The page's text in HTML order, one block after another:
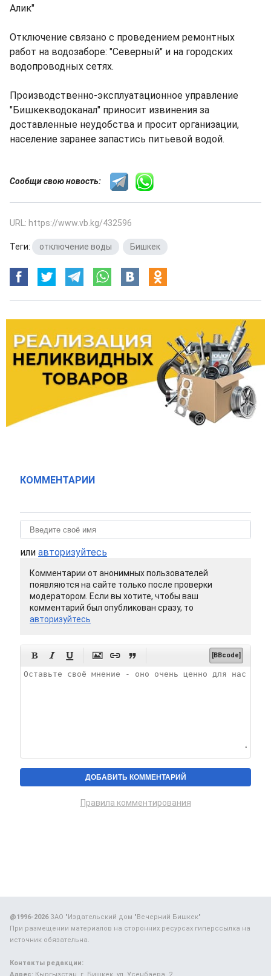
Алик"
Отключение связано с проведением ремонтных
работ на водозаборе: "Северный" и на городских
водопроводных сетях.
Производственно-эксплуатационное управление
"Бишкекводоканал" приносит извинения за
доставленные неудобства и просит организации,
население заранее запастись питьевой водой.
Сообщи свою новость:
URL: https://www.vb.kg/432596
Теги: отключение воды Бишкек
КОММЕНТАРИИ
или авторизуйтесь
Комментарии от анонимных пользователей
появляются на сайте только после проверки
модератором. Если вы хотите, чтобы ваш
комментарий был опубликован сразу, то
авторизуйтесь
      [BBcode]
Правила комментирования
@1996-2026ЗАО "Издательский дом "Вечерний Бишкек"
При размещении материалов на сторонних ресурсах гиперссылка на
источник обязательна.
Контакты редакции: